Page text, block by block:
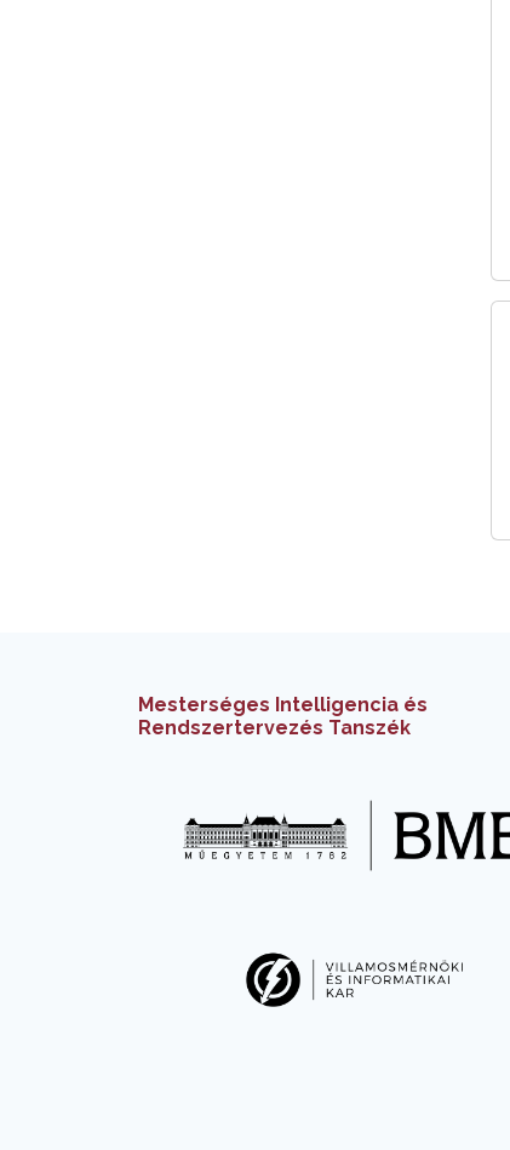
Mesterséges Intelligencia és
Rendszertervezés Tanszék